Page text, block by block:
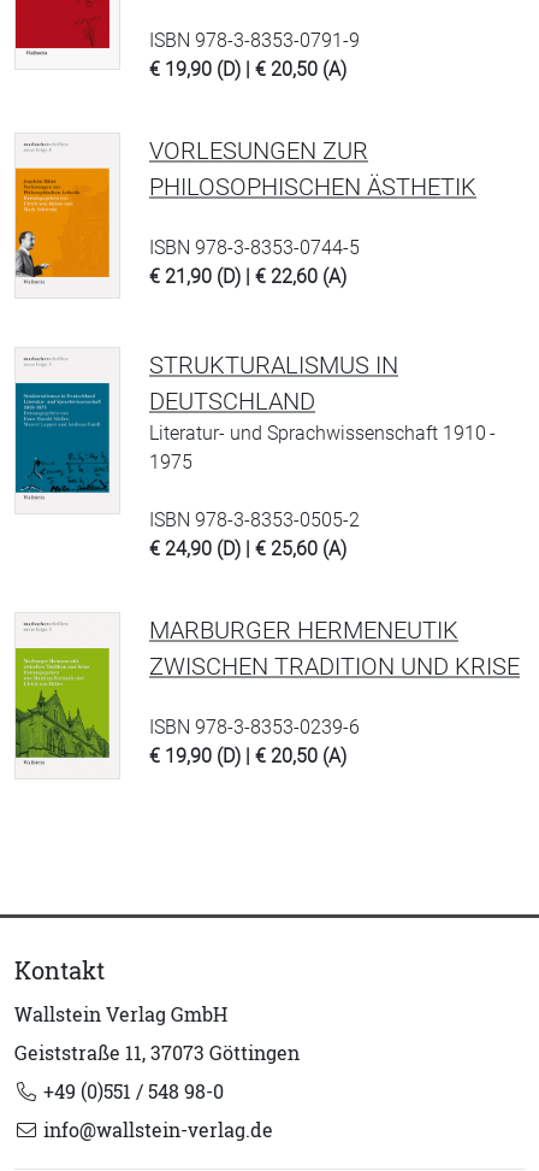
ISBN 978-3-8353-0791-9
€ 19,90 (D) | € 20,50 (A)
VORLESUNGEN ZUR
PHILOSOPHISCHEN ÄSTHETIK
ISBN 978-3-8353-0744-5
€ 21,90 (D) | € 22,60 (A)
STRUKTURALISMUS IN
DEUTSCHLAND
Literatur- und Sprachwissenschaft 1910 -
1975
ISBN 978-3-8353-0505-2
€ 24,90 (D) | € 25,60 (A)
MARBURGER HERMENEUTIK
ZWISCHEN TRADITION UND KRISE
ISBN 978-3-8353-0239-6
€ 19,90 (D) | € 20,50 (A)
Kontakt
Wallstein Verlag GmbH
Geiststraße 11, 37073 Göttingen
+49 (0)551 / 548 98-0
info@wallstein-verlag.de